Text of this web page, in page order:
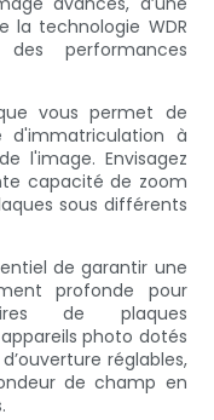
la technologie WDR
performances
vous permet de
d'immatriculation à
l'image. Envisagez
capacité de zoom
sous différents
de garantir une
profonde pour
de plaques
photo dotés
réglables,
de champ en